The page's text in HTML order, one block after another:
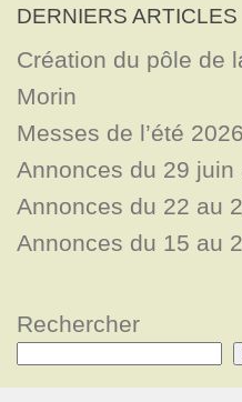
DERNIERS ARTICLES
Création du pôle de
Morin
Messes de l’été 2026
Annonces du 29
Annonces du 22 au
Annonces du 15 au
Rechercher